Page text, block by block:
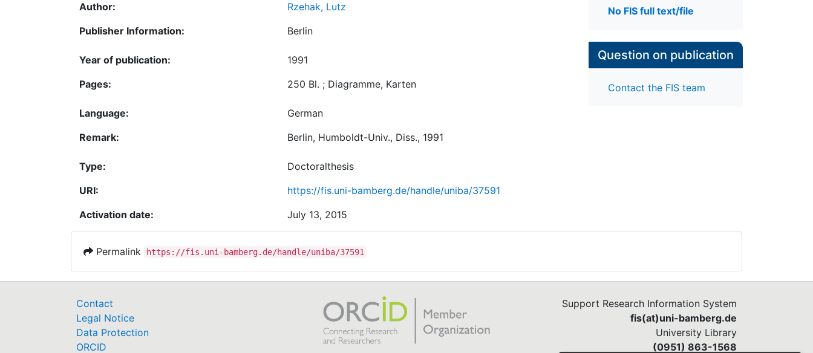
Author:
Rzehak, Lutz
Publisher Information:
Berlin
Year of publication:
1991
Pages:
250 Bl. ; Diagramme, Karten
Language:
German
Remark:
Berlin, Humboldt-Univ., Diss., 1991
Type:
Doctoralthesis
URI:
https://fis.uni-bamberg.de/handle/uniba/37591
Activation date:
July 13, 2015
No FIS full text/file
Question on publication
Contact the FIS team
Permalink https://fis.uni-bamberg.de/handle/uniba/37591
Contact
Legal Notice
Data Protection
ORCID
Support Research Information System
fis(at)uni-bamberg.de
University Library
(0951) 863-1568